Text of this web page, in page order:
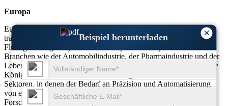
×
Beispiel herunterladen
Europa
Europa ist ein wichtiger Markt für Flüssigkeitsabgabesysteme und
trägt etwa 30 % des Weltmarktanteils bei. Die Nachfrage nach
Flüssigkeitsabgabesystemen in Europa wird hauptsächlich von
Branchen wie der Automobilindustrie, der Pharmaindustrie und der
Lebensmittelverarbeitung angetrieben. Deutschland, das Vereinigte
Königreich und Frankreich sind wichtige Akteure in diesen
Sektoren, in denen der Bedarf an Präzision und Automatisierung
von entscheidender Bedeutung ist. Mit steigenden Investitionen in
Forschung und Entwicklung konzentrieren sich europäische